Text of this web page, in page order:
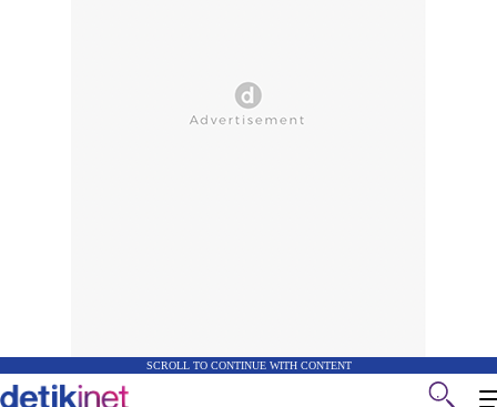
SCROLL TO CONTINUE WITH CONTENT